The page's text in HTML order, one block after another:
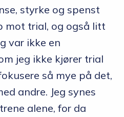
styrke og spenst
mot trial, og også litt
var ikke en
jeg ikke kjører trial
så mye på det,
andre. Jeg synes
alene, for da